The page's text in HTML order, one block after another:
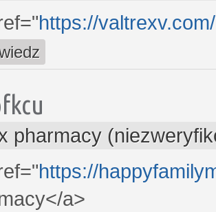
https://
pharmacy
https://
a>